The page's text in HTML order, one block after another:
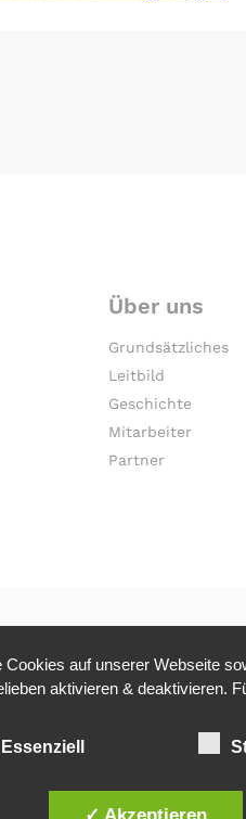
Über uns
Grundsätzliches
Leitbild
Geschichte
Mitarbeiter
Partner
auf unserer Webseite
aktivieren & deaktivieren.
Essenziell
✓ Akzeptieren